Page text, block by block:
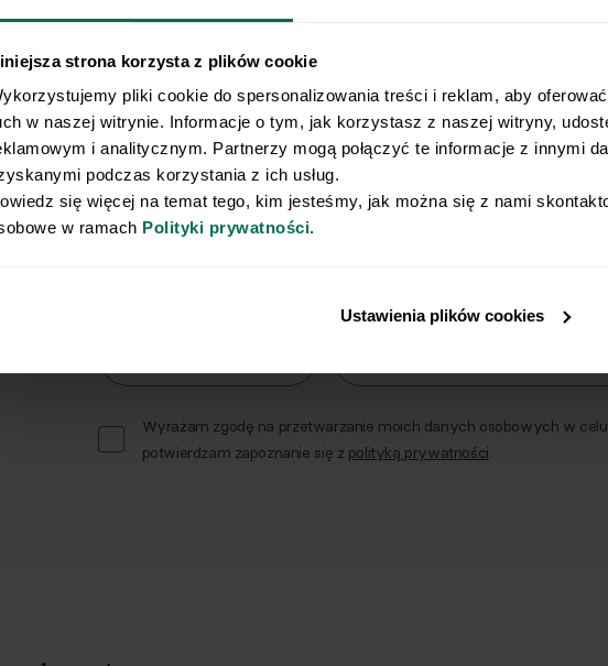
strona korzysta z plików cookie
pliki cookie do spersonalizowania treści i reklam, aby
w naszej witrynie. Informacje o tym, jak korzystasz z naszej witryny,
i analitycznym. Partnerzy mogą połączyć te informacje z innymi
podczas korzystania z ich usług.
się więcej na temat tego, kim jesteśmy, jak można się z nami
w ramach Polityki prywatności.
Ustawienia plików cookies
Wyślij przepis na e-
Zapisz się do naszego Newslettera
Wyrażam zgodę na przetwarzanie moich danych osobowych w
potwierdzam zapoznanie się z polityką prywatności.